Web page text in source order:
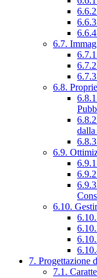
6.7.
6.8.
6.9.
6.10.
7. Progettazione
7.1.